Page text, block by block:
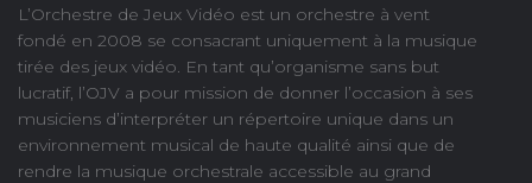
L’Orchestre de Jeux Vidéo est un orchestre à vent
fondé en 2008 se consacrant uniquement à la musique
tirée des jeux vidéo. En tant qu’organisme sans but
lucratif, l’OJV a pour mission de donner l’occasion à ses
musiciens d’interpréter un répertoire unique dans un
environnement musical de haute qualité ainsi que de
rendre la musique orchestrale accessible au grand